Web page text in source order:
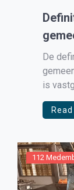
De
is
CDA: 5
5
het
twee
112